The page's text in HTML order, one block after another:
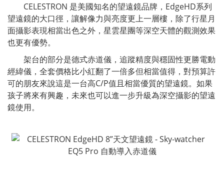
CELESTRON 是美國知名的望遠鏡品牌，EdgeHD系列
望遠鏡的大口徑，讓解像力與亮度更上一層樓，除了行星月
面攝影表現相當出色之外，星雲星團等深空天體的觀測效果
也更有優勢。
架台的部分是德式赤道儀，追蹤精度與穩固性更勝電動
經緯儀，全套價格比小紅翻了一倍多但相當值得，對預算許
可的朋友來說這是一台高C/P值且相當優質的望遠鏡。如果
孩子將來有興趣，未來也可以進一步升級為深空攝影的望遠
鏡使用。